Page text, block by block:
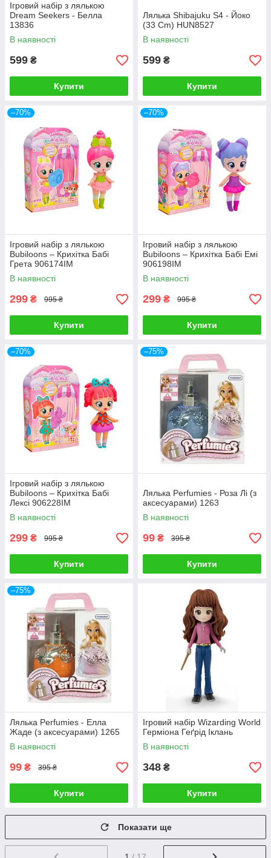
Ігровий набір з лялькою
Dream Seekers - Белла
13836
В наявності
599 ₴
Купити
Лялька Shibajuku S4 - Йоко
(33 Cm) HUN8527
В наявності
599 ₴
Купити
–70%
Ігровий набір з лялькою
Bubiloons – Крихітка Бабі
Грета 906174IM
В наявності
299 ₴ 995 ₴
Купити
–70%
Ігровий набір з лялькою
Bubiloons – Крихітка Бабі Емі
906198IM
В наявності
299 ₴ 995 ₴
Купити
–70%
Ігровий набір з лялькою
Bubiloons – Крихітка Бабі
Лексі 906228IM
В наявності
299 ₴ 995 ₴
Купити
–75%
Лялька Perfumies - Роза Лі (з
аксесуарами) 1263
В наявності
99 ₴ 395 ₴
Купити
–75%
Лялька Perfumies - Елла
Жаде (з аксесуарами) 1265
В наявності
99 ₴ 395 ₴
Купити
Ігровий набір Wizarding World
Герміона Геґрід Іклань
В наявності
348 ₴
Купити
Показати ще